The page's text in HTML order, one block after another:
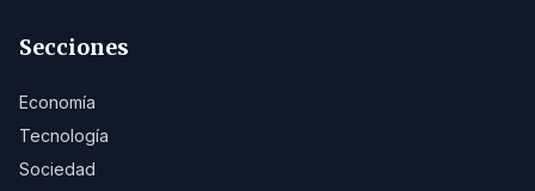
Secciones
Economía
Tecnología
Sociedad